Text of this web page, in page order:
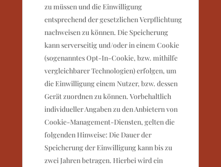
zu müssen und die Einwilligung
entsprechend der gesetzlichen Verpflichtung
nachweisen zu können. Die Speicherung
kann serverseitig und/oder in einem Cookie
(sogenanntes Opt-In-Cookie, bzw. mithilfe
vergleichbarer Technologien) erfolgen, um
die Einwilligung einem Nutzer, bzw. dessen
Gerät zuordnen zu können. Vorbehaltlich
individueller Angaben zu den Anbietern von
Cookie-Management-Diensten, gelten die
folgenden Hinweise: Die Dauer der
Speicherung der Einwilligung kann bis zu
zwei Jahren betragen. Hierbei wird ein